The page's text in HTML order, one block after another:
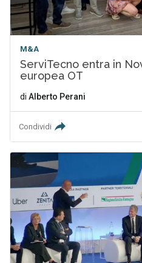
M&A
ServiTecno entra in
europea OT
di Alberto Perani
Condividi